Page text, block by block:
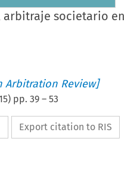
arbitraje societario en
Arbitration Review]
) pp.39 –53
Export citation to RIS